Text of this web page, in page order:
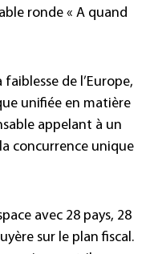
ronde « A quand
de l’Europe,
unifiée en matière
appelant à un
concurrence unique
avec 28 pays, 28
sur le plan fiscal.